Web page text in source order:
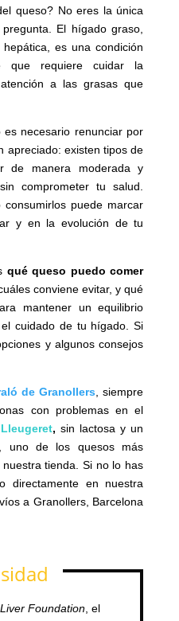
queso? No eres la única
El hígado graso,
es una condición
que requiere cuidar la
a las grasas que
necesario renunciar por
apreciado: existen tipos de
de manera moderada y
comprometer tu salud.
puede marcar
y en la evolución de tu
qué queso puedo comer
conviene evitar, y qué
mantener un equilibrio
cuidado de tu hígado. Si
y algunos consejos
de Granollers, siempre
con problemas en el
Lleugeret, sin lactosa y un
uno de los quesos más
tienda. Si no lo has
directamente en nuestra
a Granollers, Barcelona
Foundation, el